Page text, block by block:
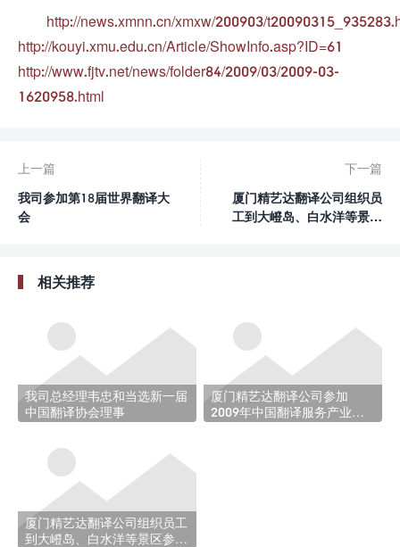
http://news.xmnn.cn/xmxw/200903/
http://kouyi.xmu.edu.cn/Article/ShowInfo.asp?ID=61
http://www.fjtv.net/news/folder84/2009/03/2009-03-
1620958.html
上一篇
我司参加第18届世界翻译大
会
下一篇
厦门精艺达翻译公司组织员
工到大嶝岛、白水洋等景区
相关推荐
我司总经理韦忠和当选新一届
中国翻译协会理事
厦门精艺达翻译公司参加
2009年中国翻译服务产业论
厦门精艺达翻译公司组织员工
到大嶝岛、白水洋等景区参观